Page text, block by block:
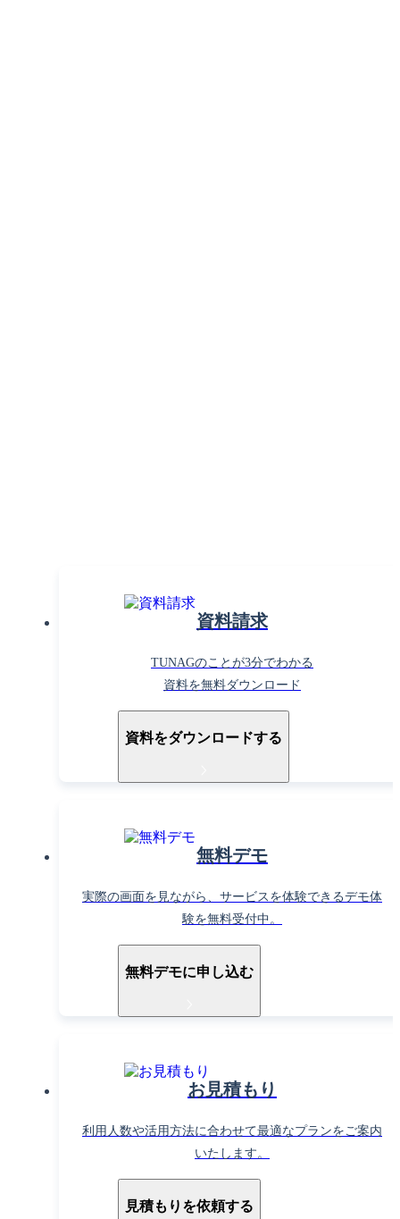
資料請求
TUNAGのことが3分でわかる
資料を無料ダウンロード
資料をダウンロードする
無料デモ
実際の画面を見ながら、サービスを体験できるデモ体
験を無料受付中。
無料デモに申し込む
お見積もり
利用人数や活用方法に合わせて最適なプランをご案内
いたします。
見積もりを依頼する